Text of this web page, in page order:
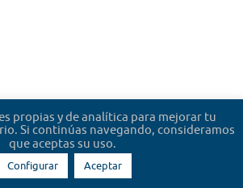
propias y de analítica para mejorar tu
Si continúas navegando, consideramos
que aceptas su uso.
Configurar Aceptar